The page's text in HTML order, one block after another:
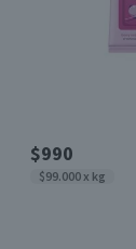
$990
$99.000 x kg